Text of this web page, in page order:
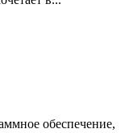
обеспечение,